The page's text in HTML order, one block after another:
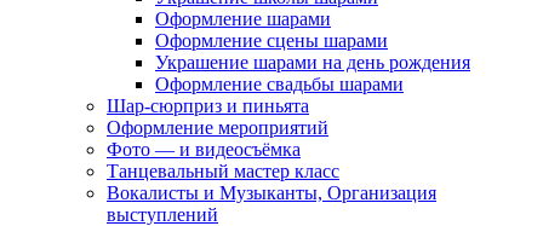
Оформление шарами
Оформление сцены шарами
Украшение шарами на день рождения
Оформление свадьбы шарами
Шар-сюрприз и пиньята
Оформление мероприятий
Фото — и видеосъёмка
Танцевальный мастер класс
Вокалисты и Музыканты, Организация
выступлений